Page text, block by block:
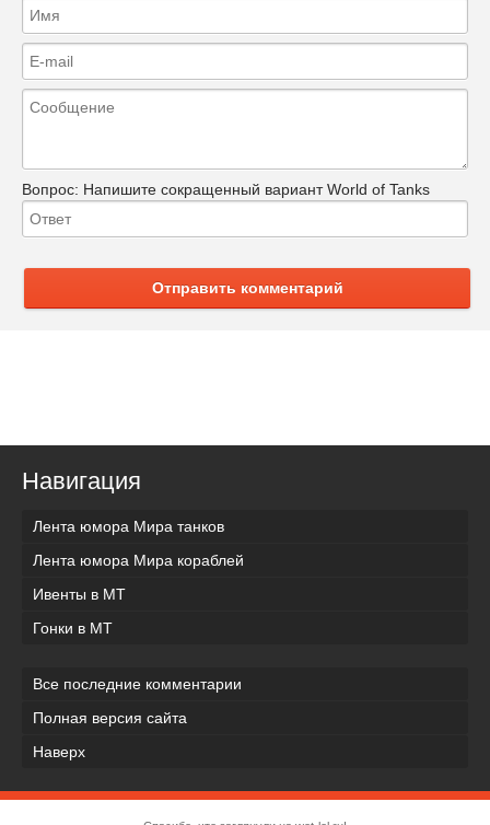
Вопрос: Напишите сокращенный вариант World of Tanks
Отправить комментарий
Навигация
Лента юмора Мира танков
Лента юмора Мира кораблей
Ивенты в МТ
Гонки в МТ
Все последние комментарии
Полная версия сайта
Наверх